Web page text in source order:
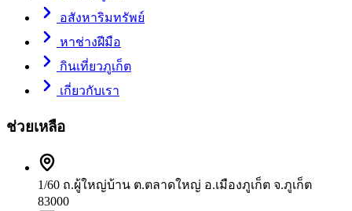
อสังหาริมทรัพย์
หาช่างฝีมือ
กินเที่ยวภูเก็ต
เกี่ยวกับเรา
ช่วยเหลือ
1/60 ถ.ผู้ใหญ่บ้าน ต.ตลาดใหญ่ อ.เมืองภูเก็ต จ.ภูเก็ต
83000